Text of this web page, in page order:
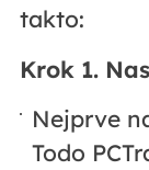
takto:
Krok 1.
Nejprve
Todo